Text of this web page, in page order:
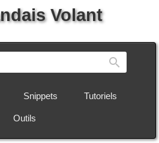
Volant
Snippets Tutoriels
Outils